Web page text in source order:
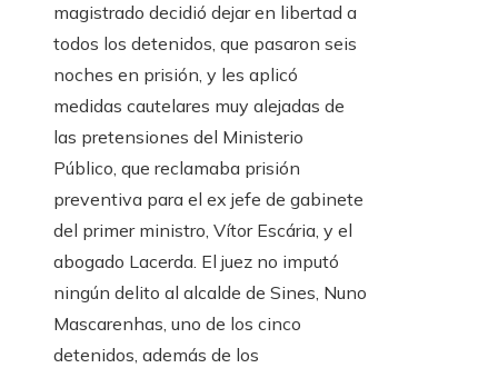
magistrado decidió dejar en libertad a
todos los detenidos, que pasaron seis
noches en prisión, y les aplicó
medidas cautelares muy alejadas de
las pretensiones del Ministerio
Público, que reclamaba prisión
preventiva para el ex jefe de gabinete
del primer ministro, Vítor Escária, y el
abogado Lacerda. El juez no imputó
ningún delito al alcalde de Sines, Nuno
Mascarenhas, uno de los cinco
detenidos, además de los